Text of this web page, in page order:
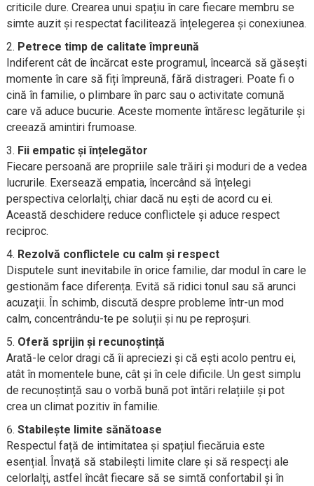
criticile dure. Crearea unui spațiu în care fiecare membru se
simte auzit și respectat facilitează înțelegerea și conexiunea.
Petrece timp de calitate împreună
Indiferent cât de încărcat este programul, încearcă să găsești
momente în care să fiți împreună, fără distrageri. Poate fi o
cină în familie, o plimbare în parc sau o activitate comună
care vă aduce bucurie. Aceste momente întăresc legăturile și
creează amintiri frumoase.
Fii empatic și înțelegător
Fiecare persoană are propriile sale trăiri și moduri de a vedea
lucrurile. Exersează empatia, încercând să înțelegi
perspectiva celorlalți, chiar dacă nu ești de acord cu ei.
Această deschidere reduce conflictele și aduce respect
reciproc.
Rezolvă conflictele cu calm și respect
Disputele sunt inevitabile în orice familie, dar modul în care le
gestionăm face diferența. Evită să ridici tonul sau să arunci
acuzații. În schimb, discută despre probleme într-un mod
calm, concentrându-te pe soluții și nu pe reproșuri.
Oferă sprijin și recunoștință
Arată-le celor dragi că îi apreciezi și că ești acolo pentru ei,
atât în momentele bune, cât și în cele dificile. Un gest simplu
de recunoștință sau o vorbă bună pot întări relațiile și pot
crea un climat pozitiv în familie.
Stabilește limite sănătoase
Respectul față de intimitatea și spațiul fiecăruia este
esențial. Învață să stabilești limite clare și să respecți ale
celorlalți, astfel încât fiecare să se simtă confortabil și în